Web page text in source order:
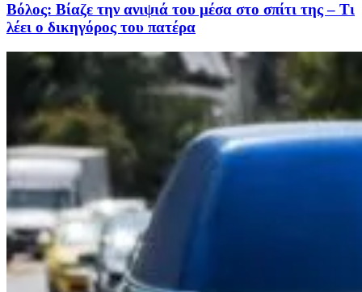
Βόλος: Βίαζε την ανιψιά του μέσα στο σπίτι της – Τι
λέει ο δικηγόρος του πατέρα